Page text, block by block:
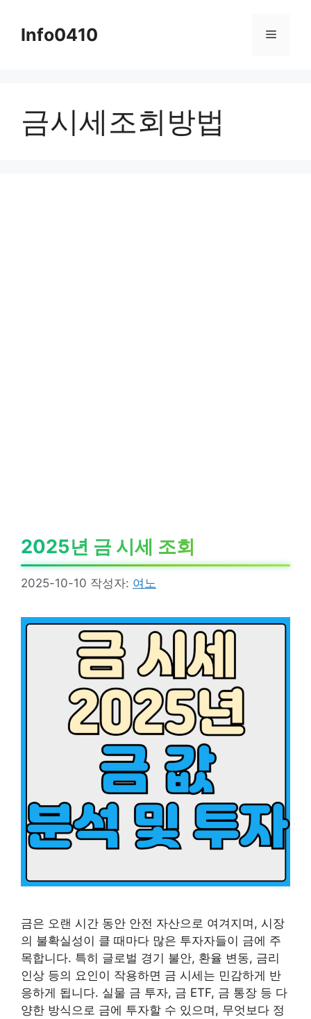
Info0410 메
금시세조회방법
2025년 금 시세 조회
2025-10-10 작성자: 여노
금은 오랜 시간 동안 안전 자산으로 여겨지며, 시장
의 불확실성이 클 때마다 많은 투자자들이 금에 주
목합니다. 특히 글로벌 경기 불안, 환율 변동, 금리
인상 등의 요인이 작용하면 금 시세는 민감하게 반
응하게 됩니다. 실물 금 투자, 금 ETF, 금 통장 등 다
양한 방식으로 금에 투자할 수 있으며, 무엇보다 정